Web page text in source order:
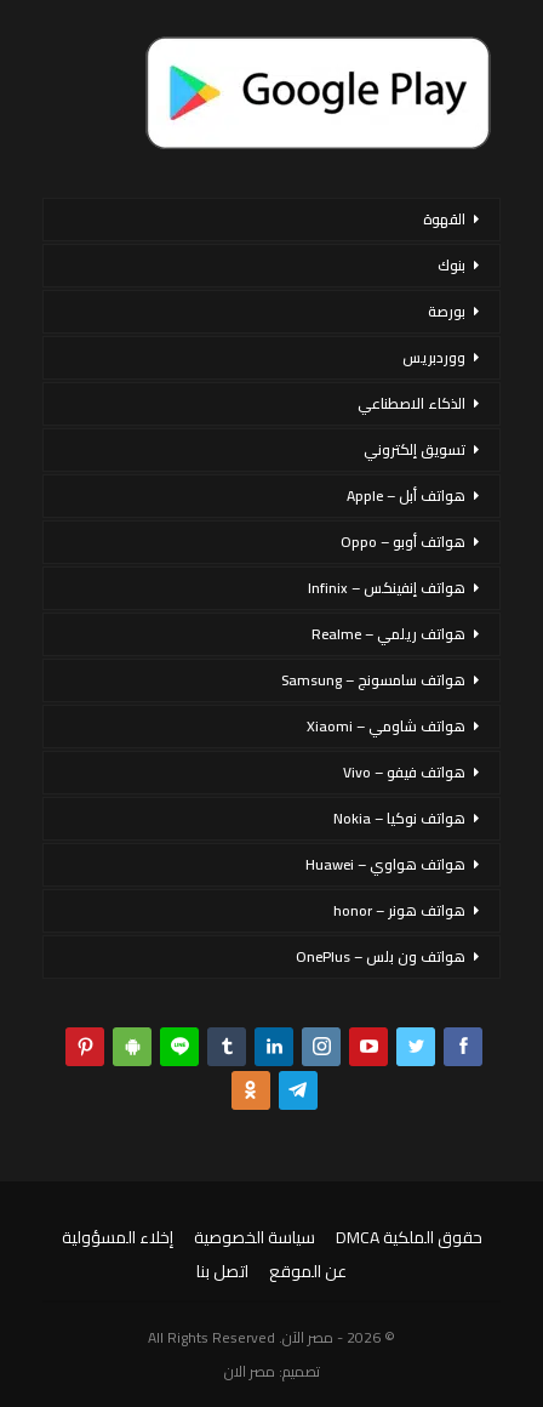
القهوة
بنوك
بورصة
ووردبريس
الذكاء الاصطناعي
تسويق إلكتروني
هواتف أبل – Apple
هواتف أوبو – Oppo
هواتف إنفينكس – Infinix
هواتف ريلمي – Realme
هواتف سامسونج – Samsung
هواتف شاومي – Xiaomi
هواتف فيفو – Vivo
هواتف نوكيا – Nokia
هواتف هواوي – Huawei
هواتف هونر – honor
هواتف ون بلس – OnePlus
حقوق الملكية DMCA سياسة الخصوصية
إخلاء المسؤولية
عن الموقع
اتصل بنا
© 2026 - مصر الآن. All Rights Reserved
تصميم: مصر الان